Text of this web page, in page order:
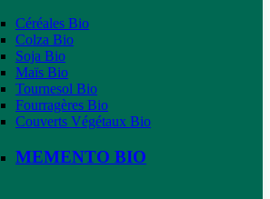
Céréales Bio
Colza Bio
Soja Bio
Maïs Bio
Tournesol Bio
Fourragères Bio
Couverts Végétaux Bio
MEMENTO BIO